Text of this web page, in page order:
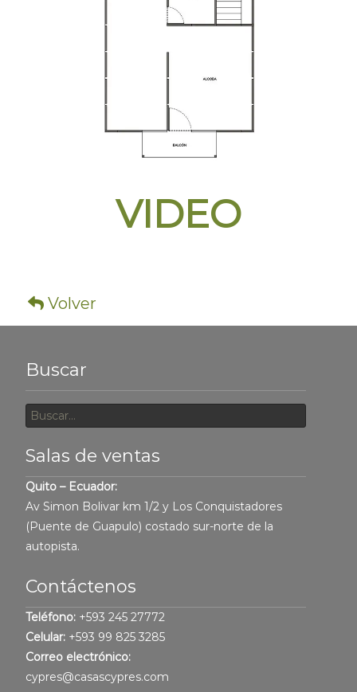
VIDEO
Volver
Buscar
por:
Salas de ventas
Quito – Ecuador:
Av Simon Bolivar km 1/2 y Los Conquistadores
(Puente de Guapulo) costado sur-norte de la
autopista.
Contáctenos
Teléfono: +593 245 27772
Celular: +593 99 825 3285
Correo electrónico:
cypres@casascypres.com